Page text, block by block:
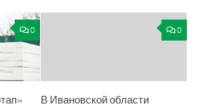
0 0
В Ивановской области